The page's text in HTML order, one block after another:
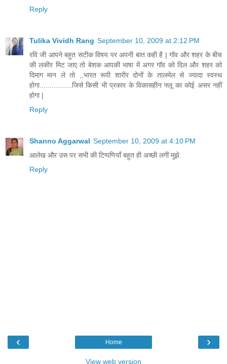
Reply
Tulika Vividh Rang September 10, 2009 at 2:12 PM
रवि जी आपने बहुत सटीक विषय पर अपनी बात कही है | गॉव और शहर के बीच
की लकीर मिट जाए तो बेशक आपकी भाषा में अगर गॉव को दिल और शहर को
दिमाग मान ले तो ,,भारत रूपी शारीर दोनों के तालमेल से ज्यादा स्वस्थ
होगा................जिसे किसी भी प्रकार के विकासहीन फ्लू का कोई असर नहीं
होगा |
Reply
Shanno Aggarwal September 10, 2009 at 4:10 PM
आलेख और उस पर सभी की टिप्पणियाँ बहुत ही अच्छी लगीं मुझे.
Reply
‹ ›
Home
View web version